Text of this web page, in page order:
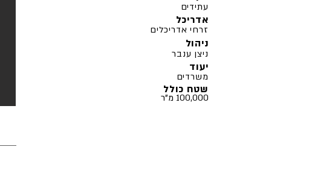
עתידים
זרחי אדריכלים
אדריכל
ניצן ענבר
ניהול
יעוד
משרדים
100,000 מ"ר
שטח כולל